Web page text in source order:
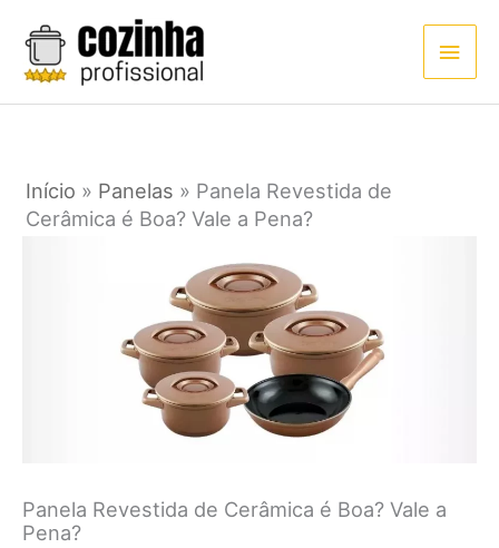
para
conteúdo
Início » Panelas » Panela Revestida de
Cerâmica é Boa? Vale a Pena?
Panela Revestida de Cerâmica é Boa? Vale a
Pena?